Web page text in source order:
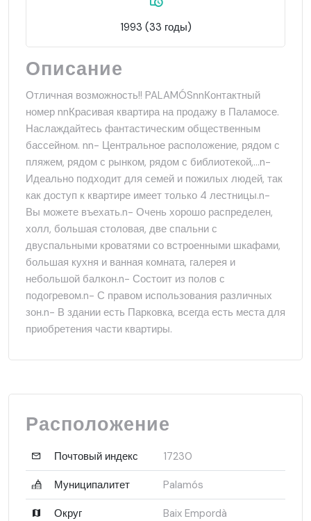
1993 (33 годы)
Описание
Отличная возможность!! PALAMÓSnnКонтактный
номер nnКрасивая квартира на продажу в Паламосе.
Наслаждайтесь фантастическим общественным
бассейном. nn- Центральное расположение, рядом с
пляжем, рядом с рынком, рядом с библиотекой,...n-
Идеально подходит для семей и пожилых людей, так
как доступ к квартире имеет только 4 лестницы.n-
Вы можете въехать.n- Очень хорошо распределен,
холл, большая столовая, две спальни с
двуспальными кроватями со встроенными шкафами,
большая кухня и ванная комната, галерея и
небольшой балкон.n- Состоит из полов с
подогревом.n- С правом использования различных
зон.n- В здании есть Парковка, всегда есть места для
приобретения части квартиры.
Расположение
Почтовый индекс 17230
Муниципалитет Palamós
Округ Baix Empordà